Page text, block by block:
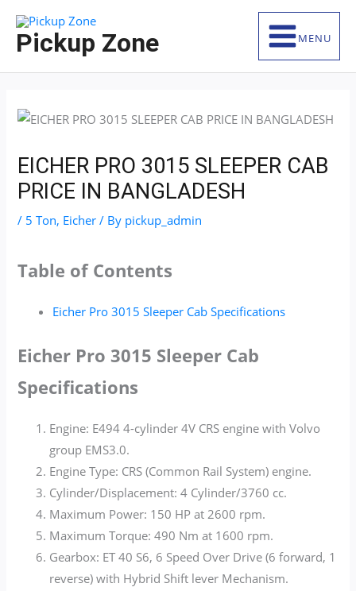
contentPickup Zone MENU
EICHER PRO 3015 SLEEPER CAB
PRICE IN BANGLADESH
/ 5 Ton, Eicher / By pickup_admin
Table of Contents
Eicher Pro 3015 Sleeper Cab Specifications
Eicher Pro 3015 Sleeper Cab
Specifications
Engine: E494 4-cylinder 4V CRS engine with Volvo
group EMS3.0.
Engine Type: CRS (Common Rail System) engine.
Cylinder/Displacement: 4 Cylinder/3760 cc.
Maximum Power: 150 HP at 2600 rpm.
Maximum Torque: 490 Nm at 1600 rpm.
Gearbox: ET 40 S6, 6 Speed Over Drive (6 forward, 1
reverse) with Hybrid Shift lever Mechanism.
e
a
h
o
r
: